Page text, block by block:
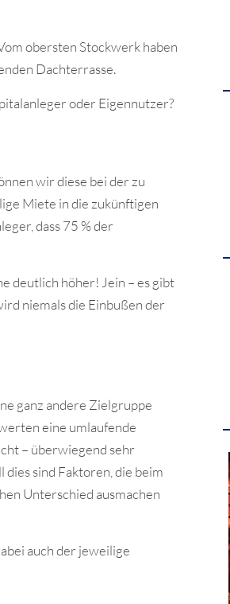
obersten Stockwerk haben
Dachterrasse.
oder Eigennutzer?
wir diese bei der zu
Miete in die zukünftigen
dass 75 % der
deutlich höher! Jein – es gibt
niemals die Einbußen der
ganz andere Zielgruppe
eine umlaufende
– überwiegend sehr
sind Faktoren, die beim
Unterschied ausmachen
auch der jeweilige